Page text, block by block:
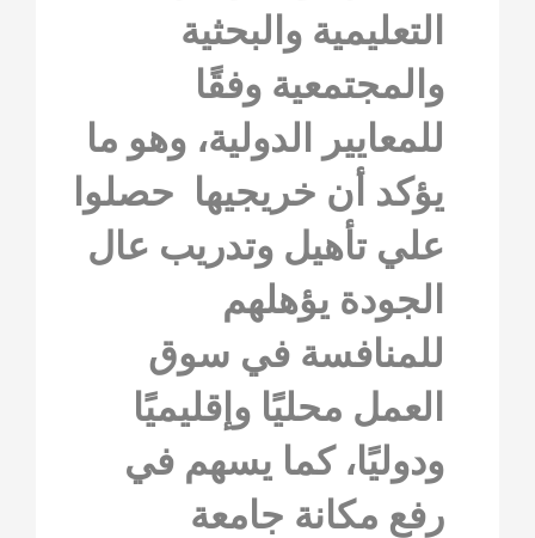
التعليمية والبحثية
والمجتمعية وفقًا
للمعايير الدولية، وهو ما
يؤكد أن خريجيها حصلوا
علي تأهيل وتدريب عال
الجودة يؤهلهم
للمنافسة في سوق
العمل محليًا وإقليميًا
ودوليًا، كما يسهم في
رفع مكانة جامعة